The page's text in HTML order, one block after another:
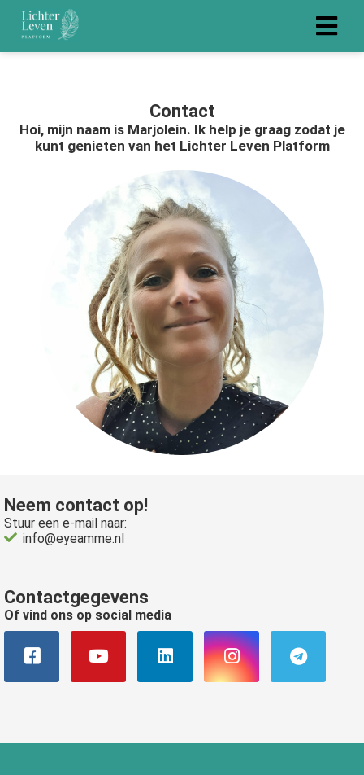
Contact
Hoi, mijn naam is Marjolein. Ik help je graag zodat je
kunt genieten van het Lichter Leven Platform
Neem contact op!
Stuur een e-mail naar:
info@eyeamme.nl
Contactgegevens
Of vind ons op social media